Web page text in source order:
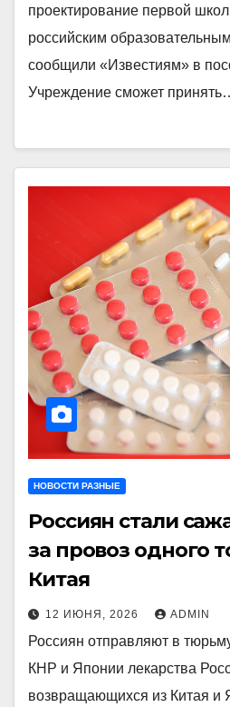
проектирование первой
российским
сообщили «Известиям» в
Учреждение сможет
НОВОСТИ РАЗНЫЕ
Россиян стали
за провоз одного
Китая
12 ИЮНЯ, 2026 ADMIN
Россиян отправляют в
КНР и Японии лекарства
возвращающихся из Китая и